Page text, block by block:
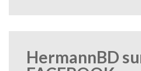
HermannBD